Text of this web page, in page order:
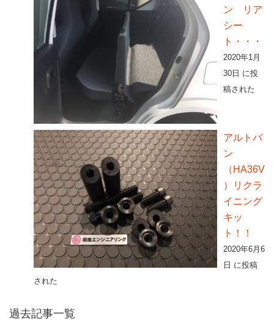
ン リア
シー
ト・・・
2020年1月
30日 に投
稿された
アルトバ
ン
（HA36V
）リクラ
イニング
キッ
ト！！
2020年6月6
日 に投稿
された
過去記事一覧